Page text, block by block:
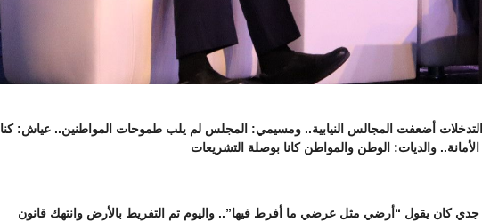
أضعفت المجالس النيابية.. ومسيمي: المجلس لم يلب طموحات المواطنين.. عياش: كنا
والديات: الوطن والمواطن كانا بوصلة التشريعات
جدي كان يقول “أرضي مثل عرضي ما أفرط فيها”.. واليوم تم التفريط بالأرض وانتهك قانون